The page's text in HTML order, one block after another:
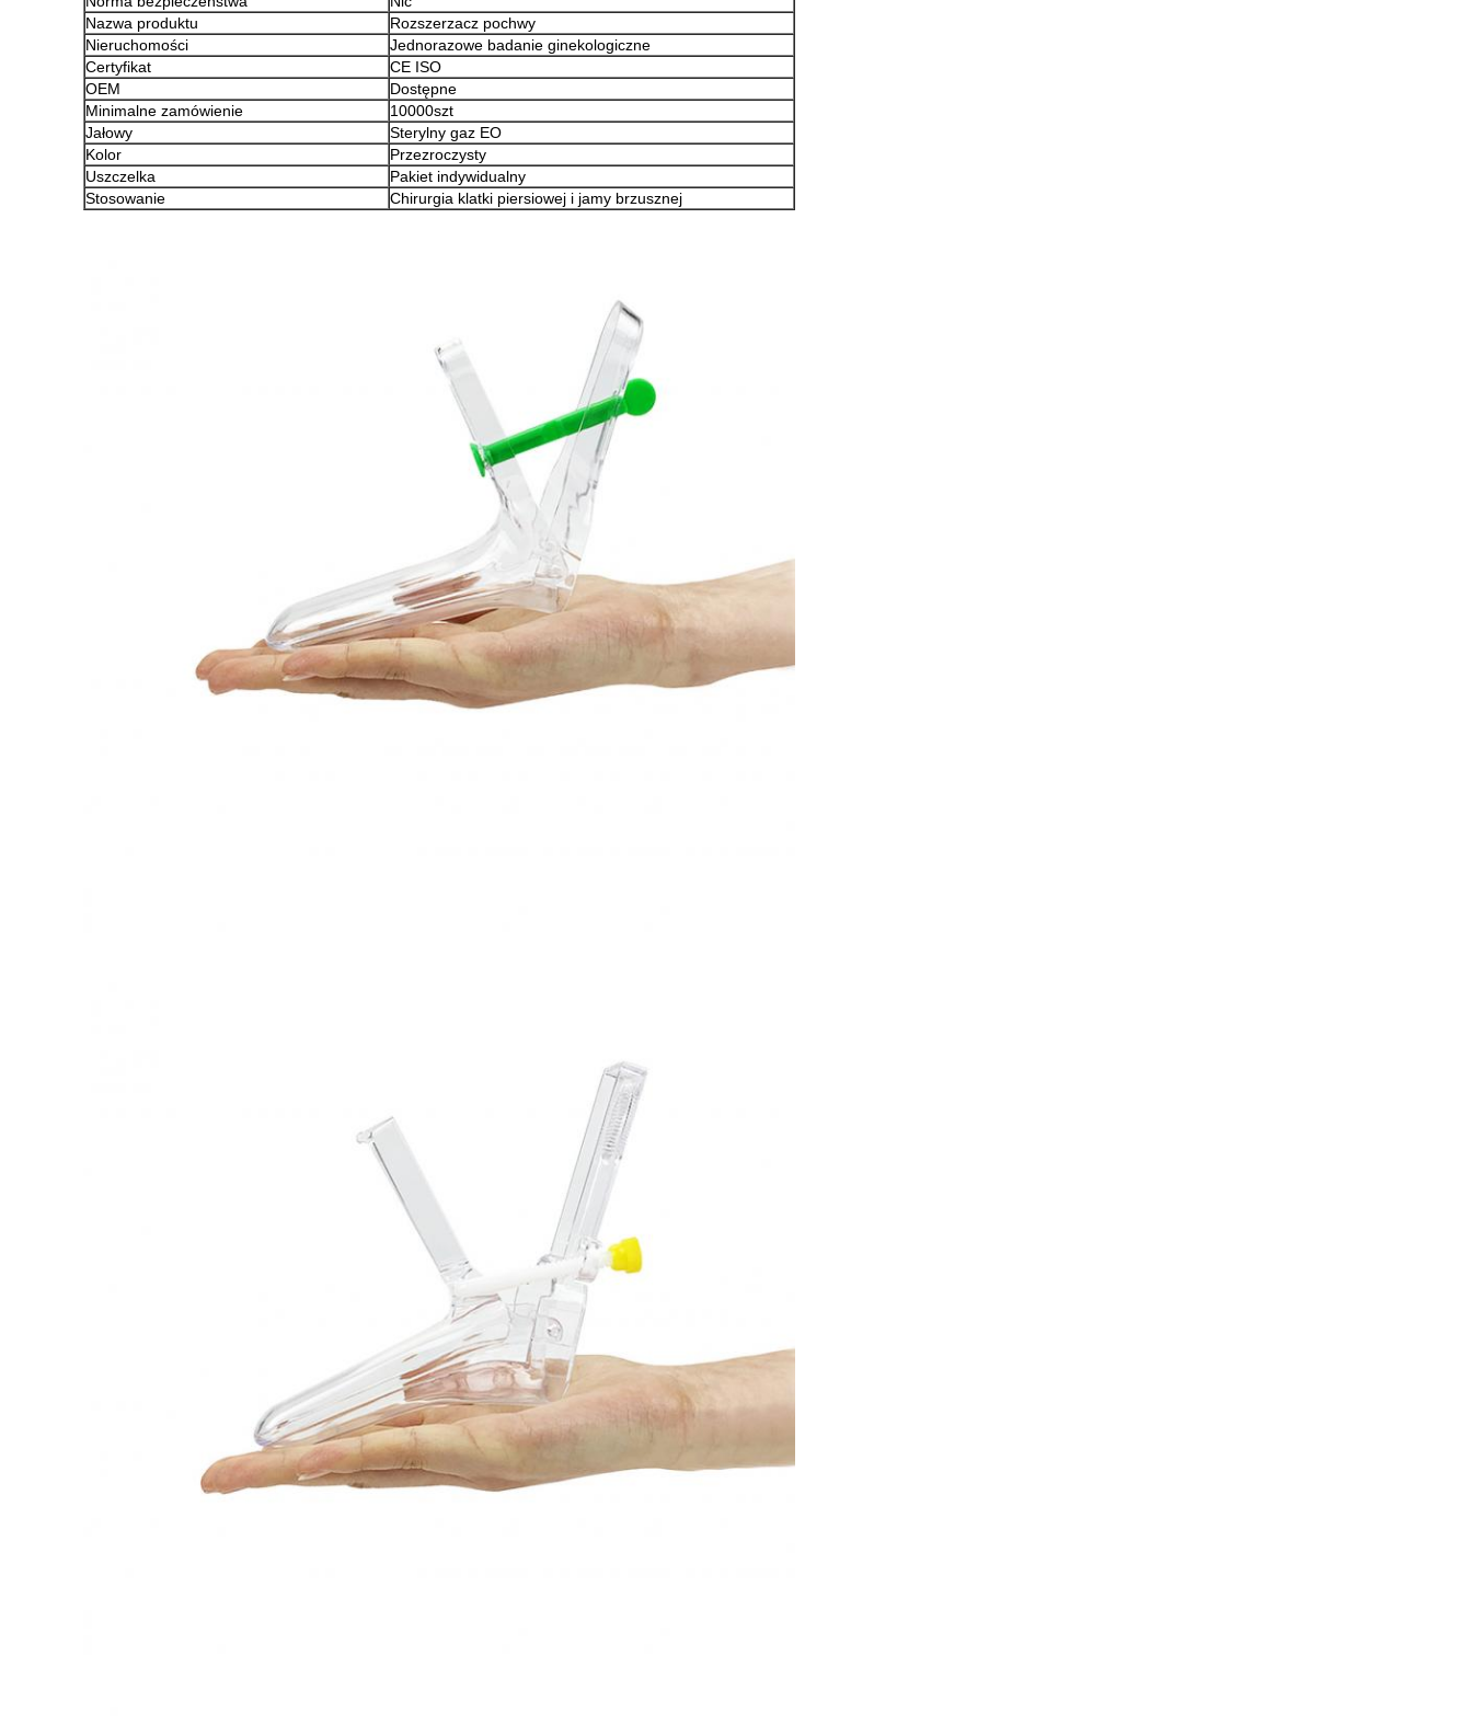
Nazwa produktu
Rozszerzacz pochwy
Nieruchomości
Jednorazowe badanie ginekologiczne
Certyfikat
CE ISO
OEM
Dostępne
Minimalne zamówienie
10000szt
Jałowy
Sterylny gaz EO
Kolor
Przezroczysty
Uszczelka
Pakiet indywidualny
Stosowanie
Chirurgia klatki piersiowej i jamy brzusznej